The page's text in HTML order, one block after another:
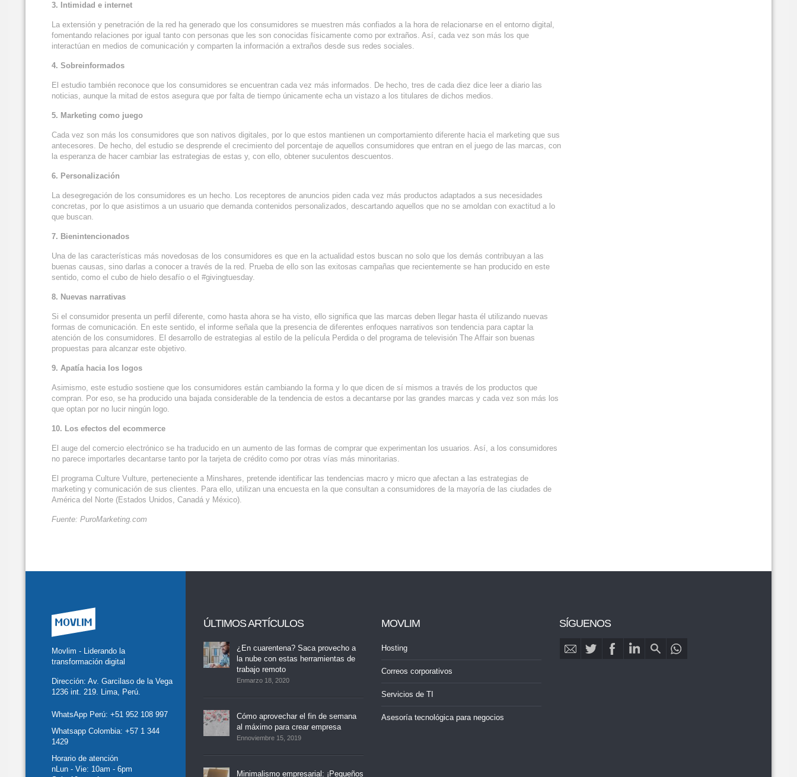
3. Intimidad e internet
La extensión y penetración de la red ha generado que los consumidores se muestren más confiados a la hora de relacionarse en el entorno digital,
fomentando relaciones por igual tanto con personas que les son conocidas físicamente como por extraños. Así, cada vez son más los que
interactúan en medios de comunicación y comparten la información a extraños desde sus redes sociales.
4. Sobreinformados
El estudio también reconoce que los consumidores se encuentran cada vez más informados. De hecho, tres de cada diez dice leer a diario las
noticias, aunque la mitad de estos asegura que por falta de tiempo únicamente echa un vistazo a los titulares de dichos medios.
5. Marketing como juego
Cada vez son más los consumidores que son nativos digitales, por lo que estos mantienen un comportamiento diferente hacia el marketing que sus
antecesores. De hecho, del estudio se desprende el crecimiento del porcentaje de aquellos consumidores que entran en el juego de las marcas, con
la esperanza de hacer cambiar las estrategias de estas y, con ello, obtener suculentos descuentos.
6. Personalización
La desegregación de los consumidores es un hecho. Los receptores de anuncios piden cada vez más productos adaptados a sus necesidades
concretas, por lo que asistimos a un usuario que demanda contenidos personalizados, descartando aquellos que no se amoldan con exactitud a lo
que buscan.
7. Bienintencionados
Una de las características más novedosas de los consumidores es que en la actualidad estos buscan no solo que los demás contribuyan a las
buenas causas, sino darlas a conocer a través de la red. Prueba de ello son las exitosas campañas que recientemente se han producido en este
sentido, como el cubo de hielo desafío o el #givingtuesday.
8. Nuevas narrativas
Si el consumidor presenta un perfil diferente, como hasta ahora se ha visto, ello significa que las marcas deben llegar hasta él utilizando nuevas
formas de comunicación. En este sentido, el informe señala que la presencia de diferentes enfoques narrativos son tendencia para captar la
atención de los consumidores. El desarrollo de estrategias al estilo de la película Perdida o del programa de televisión The Affair son buenas
propuestas para alcanzar este objetivo.
9. Apatía hacia los logos
Asimismo, este estudio sostiene que los consumidores están cambiando la forma y lo que dicen de sí mismos a través de los productos que
compran. Por eso, se ha producido una bajada considerable de la tendencia de estos a decantarse por las grandes marcas y cada vez son más los
que optan por no lucir ningún logo.
10. Los efectos del ecommerce
El auge del comercio electrónico se ha traducido en un aumento de las formas de comprar que experimentan los usuarios. Así, a los consumidores
no parece importarles decantarse tanto por la tarjeta de crédito como por otras vías más minoritarias.
El programa Culture Vulture, perteneciente a Minshares, pretende identificar las tendencias macro y micro que afectan a las estrategias de
marketing y comunicación de sus clientes. Para ello, utilizan una encuesta en la que consultan a consumidores de la mayoría de las ciudades de
América del Norte (Estados Unidos, Canadá y México).
Fuente: PuroMarketing.com
Movlim - Liderando la
transformación digital
Dirección: Av. Garcilaso de la Vega
1236 int. 219. Lima, Perú.
WhatsApp Perú: +51 952 108 997
Whatsapp Colombia: +57 1 344
1429
Horario de atención
nLun - Vie: 10am - 6pm
ÚLTIMOS ARTÍCULOS
¿En cuarentena? Saca provecho a
la nube con estas herramientas de
trabajo remoto
Enmarzo 18, 2020
Cómo aprovechar el fin de semana
al máximo para crear empresa
Ennoviembre 15, 2019
Minimalismo empresarial: ¡Pequeños
MOVLIM
Hosting
Correos corporativos
Servicios de TI
Asesoría tecnológica para negocios
SÍGUENOS